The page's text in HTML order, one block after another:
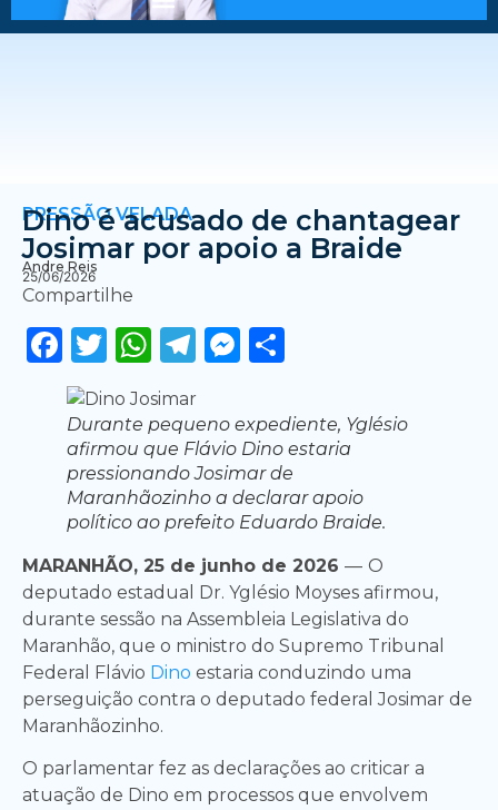
PRESSÃO VELADA
Dino é acusado de chantagear
Josimar por apoio a Braide
Andre Reis
25/06/2026
Compartilhe
Facebook
Twitter
WhatsApp
Telegram
Messenger
Durante pequeno expediente, Yglésio
afirmou que Flávio Dino estaria
pressionando Josimar de
Maranhãozinho a declarar apoio
político ao prefeito Eduardo Braide.
MARANHÃO, 25 de junho de 2026 — O
deputado estadual Dr. Yglésio Moyses afirmou,
durante sessão na Assembleia Legislativa do
Maranhão, que o ministro do Supremo Tribunal
Federal Flávio Dino estaria conduzindo uma
perseguição contra o deputado federal Josimar de
Maranhãozinho.
O parlamentar fez as declarações ao criticar a
atuação de Dino em processos que envolvem